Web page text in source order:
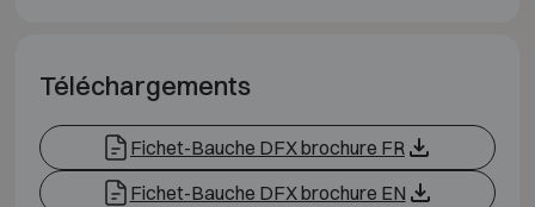
Téléchargements
Fichet-Bauche DFX brochure FR
Fichet-Bauche DFX brochure EN